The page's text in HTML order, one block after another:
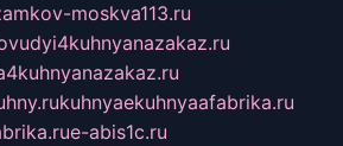
moskva113.ru
kuhnyaekuhnyaafabrika.ru
e-abis1c.ru